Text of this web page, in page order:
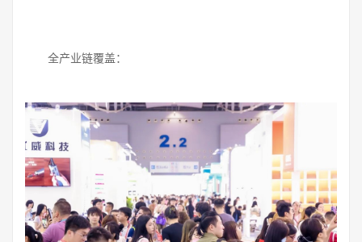
全产业链覆盖：